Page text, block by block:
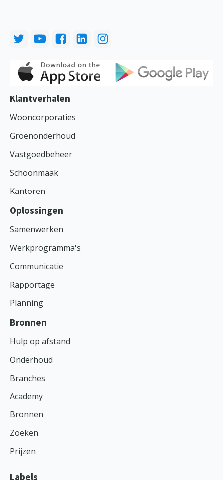
Klantverhalen
Wooncorporaties
Groenonderhoud
Vastgoedbeheer
Schoonmaak
Kantoren
Oplossingen
Samenwerken
Werkprogramma's
Communicatie
Rapportage
Planning
Bronnen
Hulp op afstand
Onderhoud
Branches
Academy
Bronnen
Zoeken
Prijzen
Labels